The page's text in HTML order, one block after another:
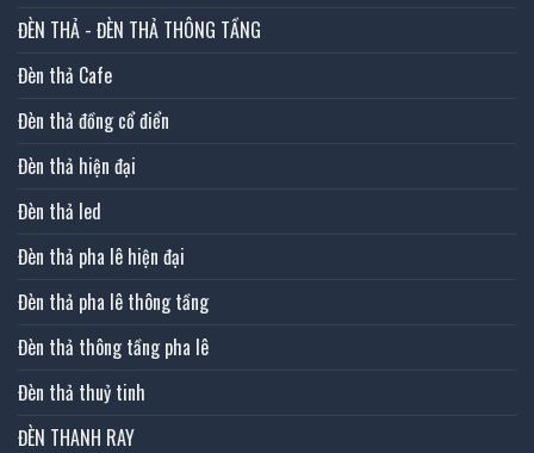
ĐÈN THẢ - ĐÈN THẢ THÔNG TẦNG
Đèn thả Cafe
Đèn thả đồng cổ điển
Đèn thả hiện đại
Đèn thả led
Đèn thả pha lê hiện đại
Đèn thả pha lê thông tầng
Đèn thả thông tầng pha lê
Đèn thả thuỷ tinh
ĐÈN THANH RAY